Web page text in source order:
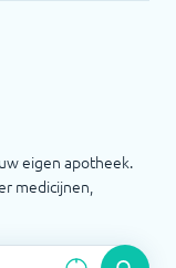
eigen apotheek.
medicijnen,